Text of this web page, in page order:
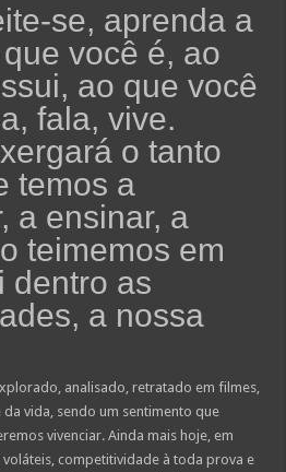
se, aprenda a
você é, ao
ao que você
fala, vive.
o tanto
temos a
a ensinar, a
teimemos em
dentro as
a nossa
analisado, retratado em filmes,
vida, sendo um sentimento que
vivenciar. Ainda mais hoje, em
competitividade à toda prova e